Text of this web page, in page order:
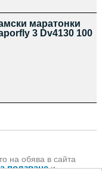
маратонки
3 Dv4130 100
на обява в сайта
ползванеи